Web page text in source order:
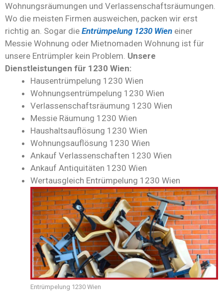
Wohnungsräumungen und Verlassenschaftsräumungen.
Wo die meisten Firmen ausweichen, packen wir erst
richtig an. Sogar die Entrümpelung 1230 Wien einer
Messie Wohnung oder Mietnomaden Wohnung ist für
unsere Entrümpler kein Problem. Unsere
Dienstleistungen für 1230 Wien:
Hausentrümpelung 1230 Wien
Wohnungsentrümpelung 1230 Wien
Verlassenschaftsräumung 1230 Wien
Messie Räumung 1230 Wien
Haushaltsauflösung 1230 Wien
Wohnungsauflösung 1230 Wien
Ankauf Verlassenschaften 1230 Wien
Ankauf Antiquitäten 1230 Wien
Wertausgleich Entrümpelung 1230 Wien
Entrümpelung 1230 Wien